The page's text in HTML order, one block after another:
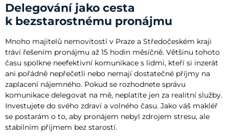
Delegování jako cesta
k bezstarostnému pronájmu
Mnoho majitelů nemovitostí v Praze a Středočeském kraji
tráví řešením pronájmu až 15 hodin měsíčně. Většinu tohoto
času spolkne neefektivní komunikace s lidmi, kteří si inzerát
ani pořádně nepřečetli nebo nemají dostatečné příjmy na
zaplacení nájemného. Pokud se rozhodnete správu
komunikace delegovat na mě, neplatíte jen za realitní služby.
Investujete do svého zdraví a volného času. Jako váš makléř
se postarám o to, aby pronájem nebyl zdrojem stresu, ale
stabilním příjmem bez starostí.